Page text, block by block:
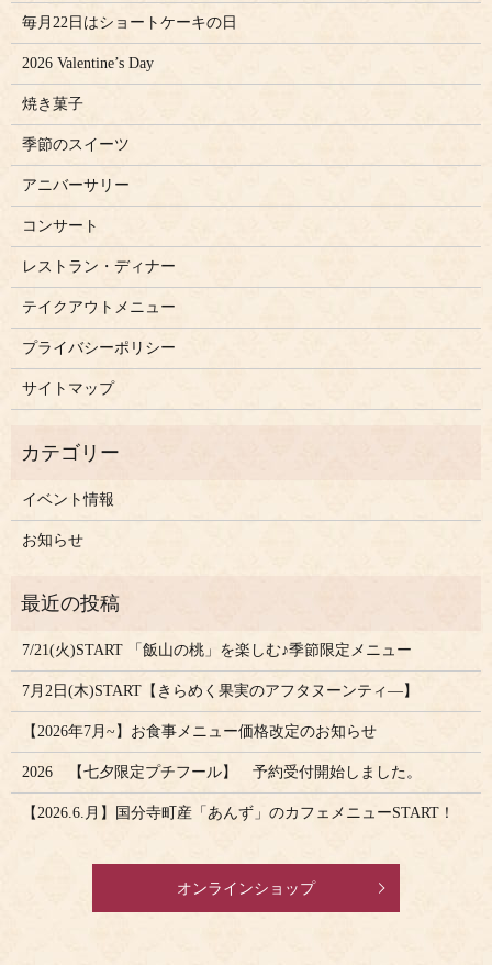
毎月22日はショートケーキの日
2026 Valentine’s Day
焼き菓子
季節のスイーツ
アニバーサリー
コンサート
レストラン・ディナー
テイクアウトメニュー
プライバシーポリシー
サイトマップ
イベント情報
お知らせ
7/21(火)START 「飯山の桃」を楽しむ♪季節限定メニュー
7月2日(木)START【きらめく果実のアフタヌーンティ―】
【2026年7月~】お食事メニュー価格改定のお知らせ
2026 【七夕限定プチフール】 予約受付開始しました。
【2026.6.月】国分寺町産「あんず」のカフェメニューSTART！
オンラインショップ